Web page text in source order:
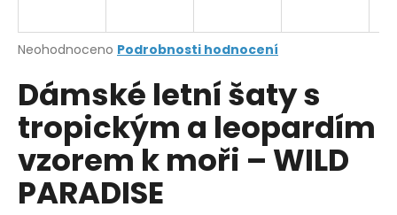
Průměrné
produktu
je
0,0
z
5
hvězdiček.
Neohodnoceno Podrobnosti hodnocení
Dámské letní šaty s
tropickým a leopardím
vzorem k moři – WILD
PARADISE
j
t
?
HLEDAT